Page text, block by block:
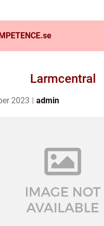
se
Larmcentral
2023 admin